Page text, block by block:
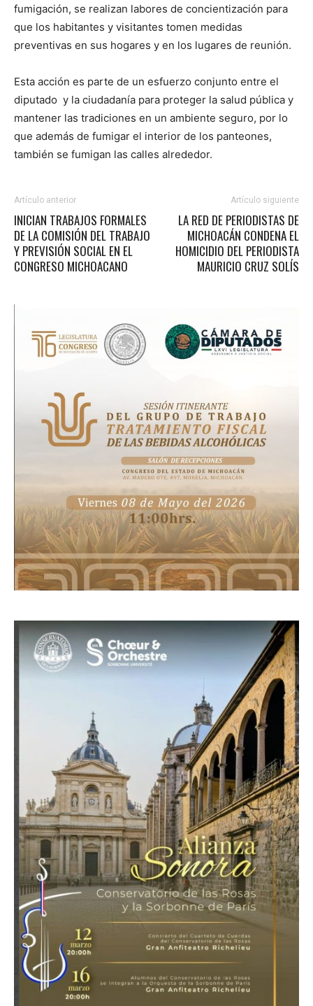
fumigación, se realizan labores de concientización para
que los habitantes y visitantes tomen medidas
preventivas en sus hogares y en los lugares de reunión.
Esta acción es parte de un esfuerzo conjunto entre el
diputado y la ciudadanía para proteger la salud pública y
mantener las tradiciones en un ambiente seguro, por lo
que además de fumigar el interior de los panteones,
también se fumigan las calles alrededor.
Artículo anterior
INICIAN TRABAJOS FORMALES
DE LA COMISIÓN DEL TRABAJO
Y PREVISIÓN SOCIAL EN EL
CONGRESO MICHOACANO
Artículo siguiente
LA RED DE PERIODISTAS DE
MICHOACÁN CONDENA EL
HOMICIDIO DEL PERIODISTA
MAURICIO CRUZ SOLÍS